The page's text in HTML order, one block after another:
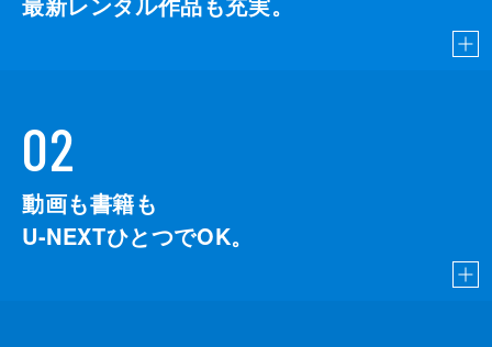
02
動画も書籍も
U-NEXTひとつでOK。